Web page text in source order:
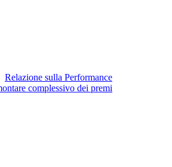
Relazione sulla Performance
complessivo dei premi